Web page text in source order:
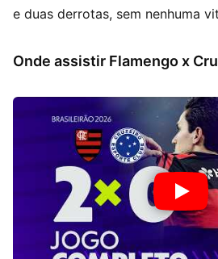
e duas derrotas, sem nenhuma
Onde assistir Flamengo x